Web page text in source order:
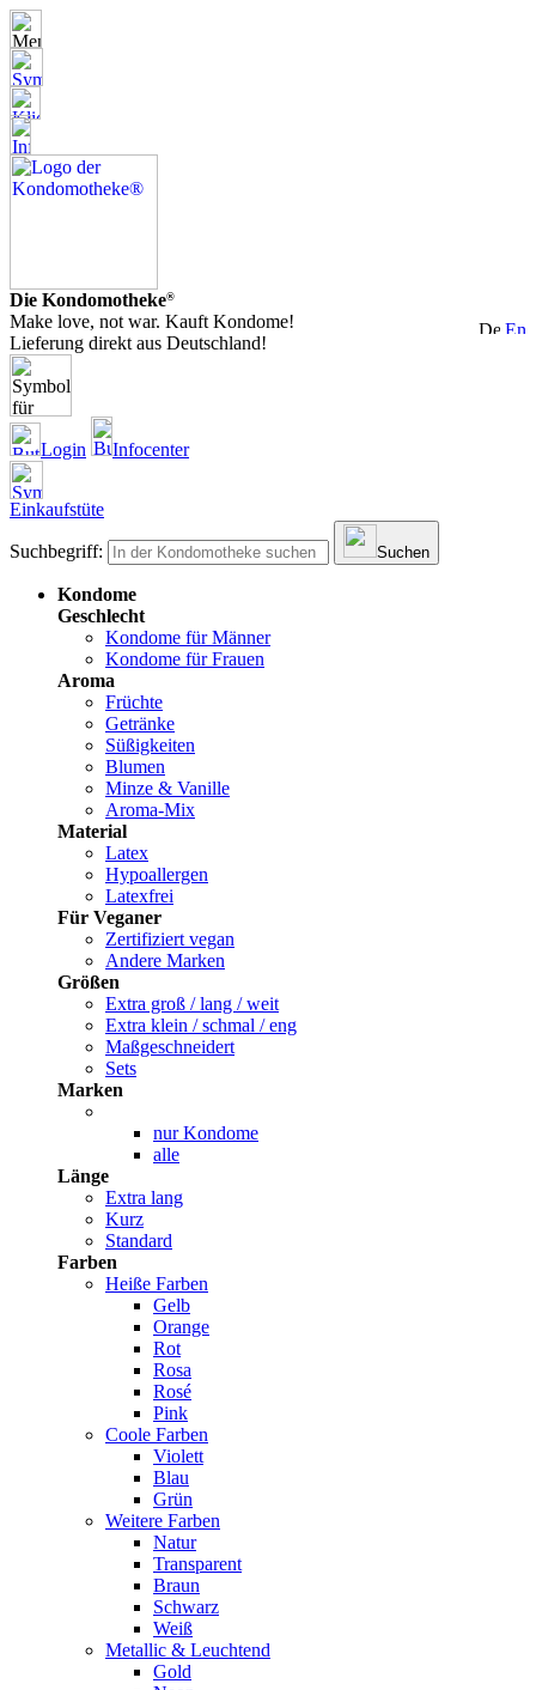
Die Kondomotheke®
Make love, not war. Kauft Kondome!
Lieferung direkt aus Deutschland!
Login Infocenter
Einkaufstüte
Suchbegriff: Suchen
Kondome
Geschlecht
Kondome für Männer
Kondome für Frauen
Aroma
Früchte
Getränke
Süßigkeiten
Blumen
Minze & Vanille
Aroma-Mix
Material
Latex
Hypoallergen
Latexfrei
Für Veganer
Zertifiziert vegan
Andere Marken
Größen
Extra groß / lang / weit
Extra klein / schmal / eng
Maßgeschneidert
Sets
Marken
nur Kondome
alle
Länge
Extra lang
Kurz
Standard
Farben
Heiße Farben
Gelb
Orange
Rot
Rosa
Rosé
Pink
Coole Farben
Violett
Blau
Grün
Weitere Farben
Natur
Transparent
Braun
Schwarz
Weiß
Metallic & Leuchtend
Gold